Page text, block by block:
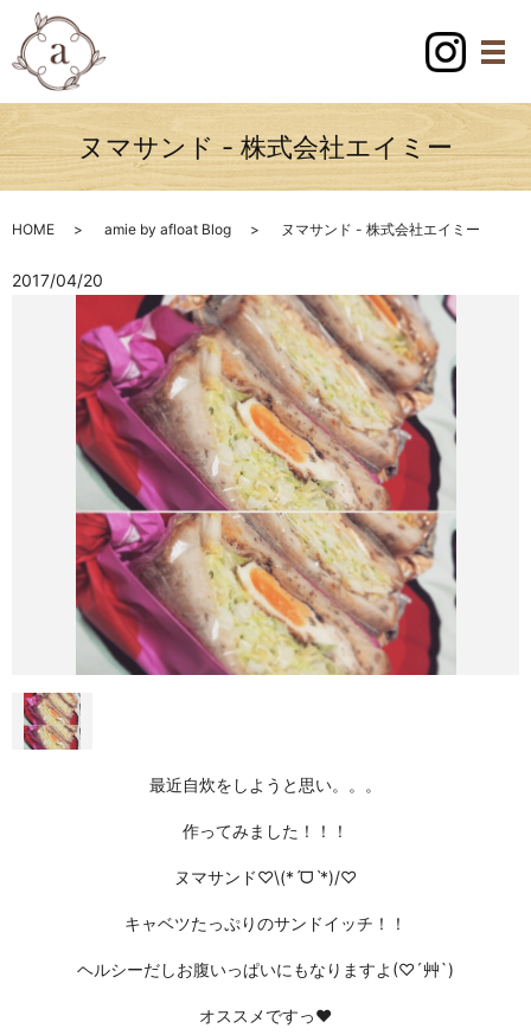
ヌマサンド - 株式会社エイミー
HOME amie by afloat Blog ヌマサンド - 株式会社エイミー
2017/04/20
最近自炊をしようと思い。。。
作ってみました！！！
ヌマサンド♡\(*ˊᗜˋ*)/♡
キャベツたっぷりのサンドイッチ！！
ヘルシーだしお腹いっぱいにもなりますよ(♡´艸`)
オススメですっ❤